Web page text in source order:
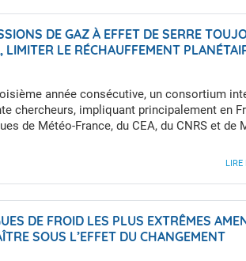
DE GAZ À EFFET DE SERRE
LIMITER LE RÉCHAUFFEMENT
DÉSORMAIS PLUS ATTEIGNABLE
année consécutive, un consortium
chercheurs, impliquant principalement en
de Météo-France, du CEA, du CNRS et de
climatique planétaire. Leurs
le budget carbone restant pour limiter le
planétaire à moins de 1,5 °C sera épuisé
actuel des émissions de gaz à effet de
DE FROID LES PLUS EXTRÊMES
SOUS L’EFFET DU CHANGEMENT